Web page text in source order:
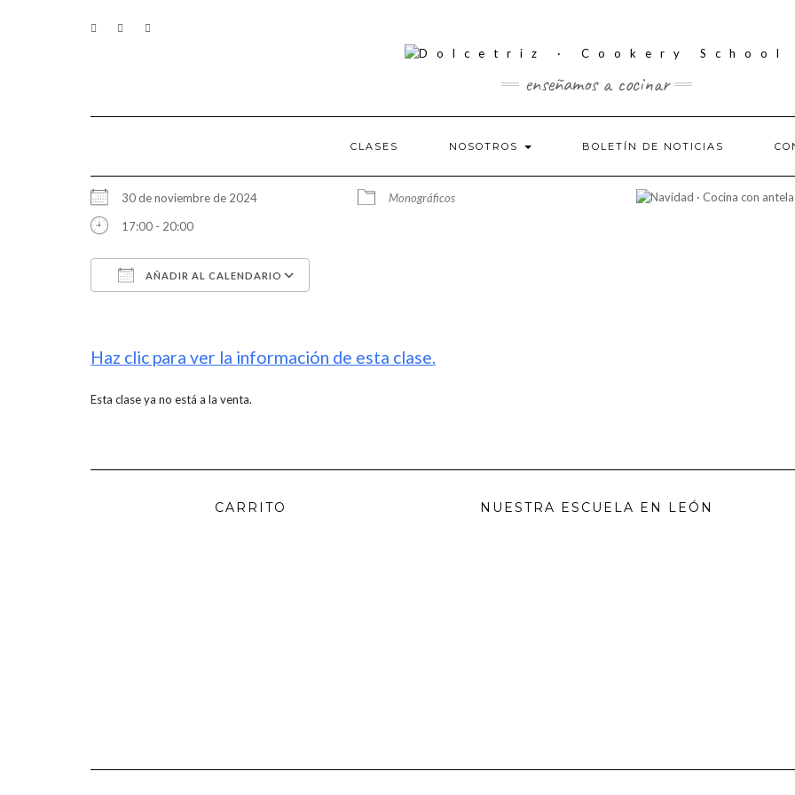
CONTACTO
enseñamos a cocinar
CLASES NOSOTROS BOLETÍN DE NOTICIAS
30 de noviembre de 2024
17:00 - 20:00
AÑADIR AL CALENDARIO
Monográficos
Haz clic para ver la información de esta clase.
Esta clase ya no está a la venta.
CARRITO NUESTRA ESCUELA EN LEÓN